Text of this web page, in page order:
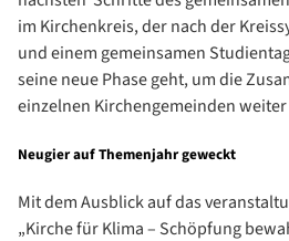
im Kirchenkreis, der nach der
und einem gemeinsamen
seine neue Phase geht, um die
einzelnen Kirchengemeinden
Neugier auf Themenjahr geweckt
Mit dem Ausblick auf das
„Kirche für Klima – Schöpfung